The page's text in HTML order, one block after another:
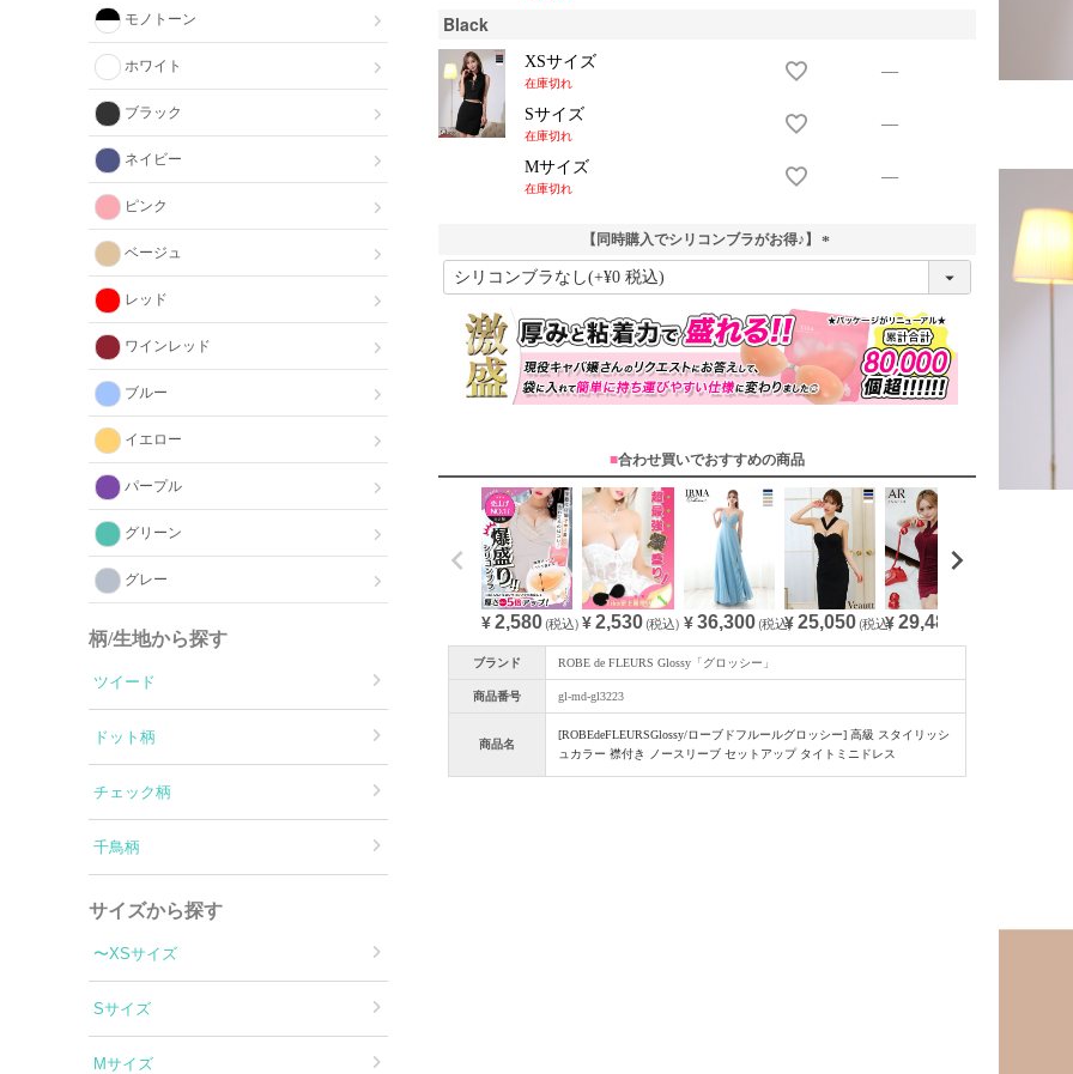
モノトーン
ホワイト
ブラック
ネイビー
ピンク
ベージュ
レッド
ワインレッド
ブルー
イエロー
パープル
グリーン
グレー
柄/生地から探す
ツイード
ドット柄
チェック柄
千鳥柄
サイズから探す
〜XSサイズ
Sサイズ
Mサイズ
Black
XSサイズ
在庫切れ
—
Sサイズ
在庫切れ
—
Mサイズ
在庫切れ
—
【同時購入でシリコンブラがお得♪】
(
須
■合わせ買いでおすすめの商品
¥2,580(税込) ¥ 2,530(税込) ¥36,300 (税込)¥25,050 (税込)¥29,480
ブランド ROBE de FLEURS Glossy「グロッシー」
商品番号 gl-md-gl3223
商品名
[ROBEdeFLEURSGlossy/ローブドフルールグロッシー] 高級 スタイリッシ
ュカラー 襟付き ノースリーブ セットアップ タイトミニドレス